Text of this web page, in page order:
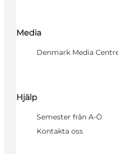
Media
Denmark Media
Hjälp
Semester från A-Ö
Kontakta oss